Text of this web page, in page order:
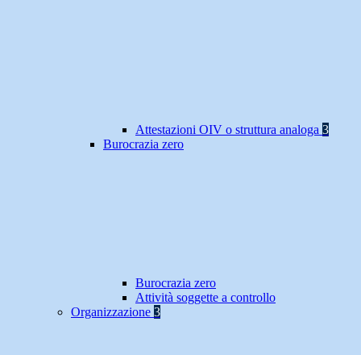
Attestazioni OIV o struttura analoga 3
Burocrazia zero
Burocrazia zero
Attività soggette a controllo
Organizzazione 3